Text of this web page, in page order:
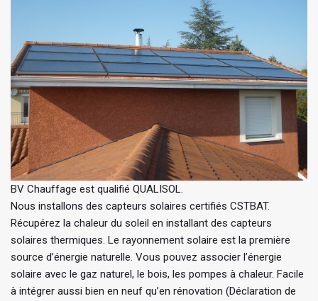
BV Chauffage est qualifié QUALISOL.
Nous installons des capteurs solaires certifiés CSTBAT.
Récupérez la chaleur du soleil en installant des capteurs
solaires thermiques. Le rayonnement solaire est la première
source d’énergie naturelle. Vous pouvez associer l’énergie
solaire avec le gaz naturel, le bois, les pompes à chaleur. Facile
à intégrer aussi bien en neuf qu’en rénovation (Déclaration de